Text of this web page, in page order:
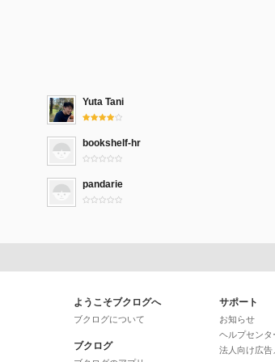
Yuta Tani
bookshelf-hr
pandarie
ようこそブクログへ
ブクログについて
ブクログ
サポート
お知らせ
ヘルプセンタ
法人向け広告